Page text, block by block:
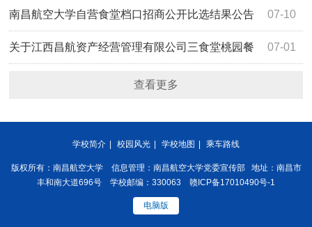
号:HSH2026ZJ059）谈判比选公告
海路学生食堂二楼厨具设备采购项目（项目编
号:HSH2026ZJ058）谈判比选公告
07-10
南昌航空大学自营食堂档口招商公开比选结果公告
07-01
关于江西昌航资产经营管理有限公司三食堂桃园餐
厅108商铺招租项目（采购编号：JXYL2026-B0436）公开
查看更多
学校简介 校园风光 学校地图 乘车路线
版权所有：南昌航空大学 信息管理：南昌航空大学党委宣传部 地址：南昌市
丰和南大道696号 学校邮编：330063 赣ICP备17010490号-1
电脑版